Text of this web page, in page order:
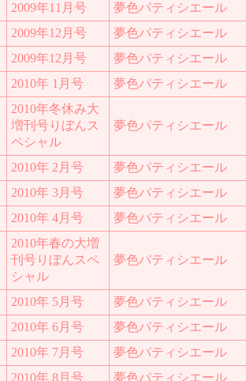
2009年11月号
夢色パティシエール
2009年12月号
夢色パティシエール
2009年12月号
夢色パティシエール
2010年 1月号 夢色パティシエール
2010年冬休み大
増刊号りぼんス
ペシャル
夢色パティシエール
2010年 2月号
夢色パティシエール
2010年 3月号
夢色パティシエール
2010年 4月号 夢色パティシエール
2010年春の大増
刊号りぼんスペ
シャル
夢色パティシエール
2010年 5月号
夢色パティシエール
2010年 6月号
夢色パティシエール
2010年 7月号
夢色パティシエール
2010年 8月号 夢色パティシエール